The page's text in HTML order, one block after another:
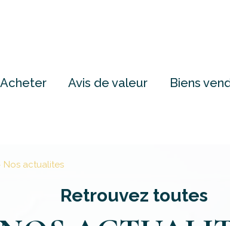
Acheter Avis de valeur Biens
Nos actualites
Retrouvez toutes